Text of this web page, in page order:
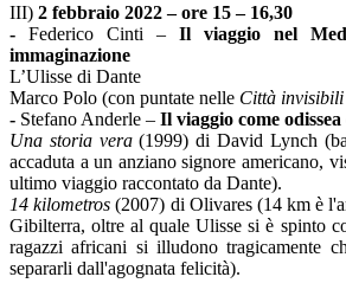
III) 2 febbraio 2022 – ore 15 – 16,30
- Federico Cinti – Il viaggio nel
immaginazione
L’Ulisse di Dante
Marco Polo (con puntate nelle Città invisibili
- Stefano Anderle – Il viaggio come
Una storia vera(1999) di David Lynch
accaduta a un anziano signore americano,
ultimo viaggio raccontato da Dante).
14 kilometros (2007) di Olivares (14 km è
Gibilterra, oltre al quale Ulisse si è spinto
ragazzi africani si illudono tragicamente
separarli dall'agognata felicità).